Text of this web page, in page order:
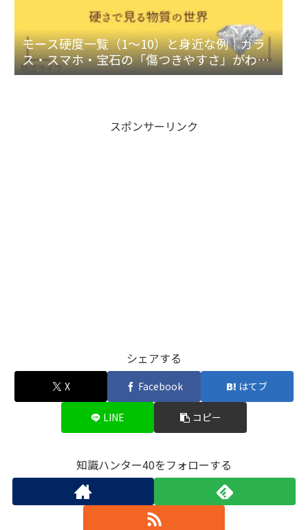
モース硬度一覧（1〜10）と身近な例｜ガラ
ス・スマホ・宝石の「傷つきやすさ」がわか
る判断ガイド
スポンサーリンク
シェアする
X Facebook はてブ
LINE コピー
知識ハンター40をフォローする